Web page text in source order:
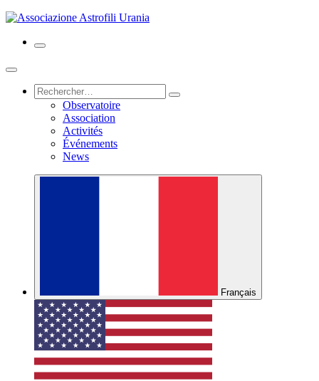
Observatoire
Association
Activités
Événements
News
Français